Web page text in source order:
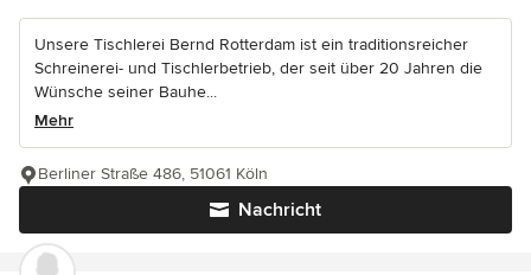
Unsere Tischlerei Bernd Rotterdam ist ein traditionsreicher
Schreinerei- und Tischlerbetrieb, der seit über 20 Jahren die
Wünsche seiner Bauhe...
Mehr
Nachricht
Berliner Straße 486, 51061 Köln